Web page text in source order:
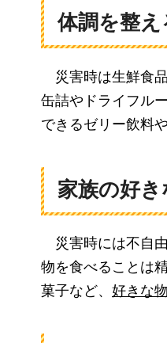
体調を整
災害時は生鮮食
缶詰やドライフル
できるゼリー飲料
家族の好
災害時には不自
物を食べることは
菓子など、 好きな